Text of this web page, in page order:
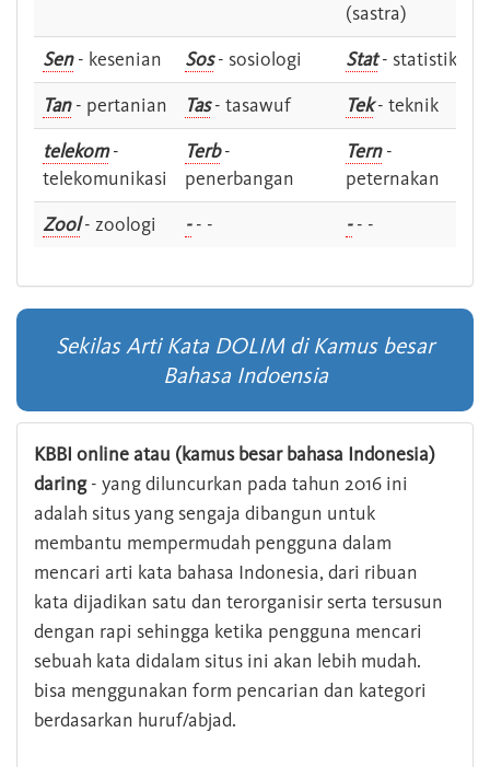
(sastra)
Sen- kesenian Sos- sosiologi Stat- statistik
Tan- pertanian Tas- tasawuf Tek- teknik
telekom-
telekomunikasi
Terb-
penerbangan
Tern-
peternakan
Zool- zoologi -- - -- -
Sekilas Arti Kata DOLIM di Kamus besar
Bahasa Indoensia
KBBI online atau (kamus besar bahasa Indonesia)
daring- yang diluncurkan pada tahun 2016 ini
adalah situs yang sengaja dibangun untuk
membantu mempermudah pengguna dalam
mencari arti kata bahasa Indonesia, dari ribuan
kata dijadikan satu dan terorganisir serta tersusun
dengan rapi sehingga ketika pengguna mencari
sebuah kata didalam situs ini akan lebih mudah.
bisa menggunakan form pencarian dan kategori
berdasarkan huruf/abjad.